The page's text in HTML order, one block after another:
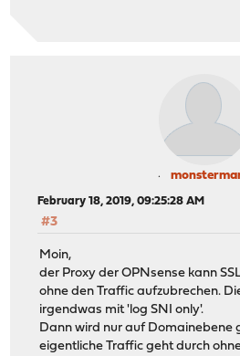
February 18, 2019, 09:25:28 AM
#3
Moin,
der Proxy der OPNsense kann
ohne den Traffic aufzubrechen.
irgendwas mit 'log SNI only'.
Dann wird nur auf Domainebene
eigentliche Traffic geht durch